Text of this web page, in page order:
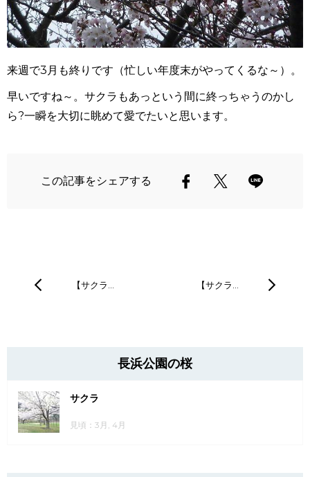
来週で3月も終りです（忙しい年度末がやってくるな～）。
早いですね～。サクラもあっという間に終っちゃうのかし
ら?一瞬を大切に眺めて愛でたいと思います。
この記事をシェアする
【サクラ… 【サクラ…
長浜公園の桜
サクラ
見頃：3月, 4月